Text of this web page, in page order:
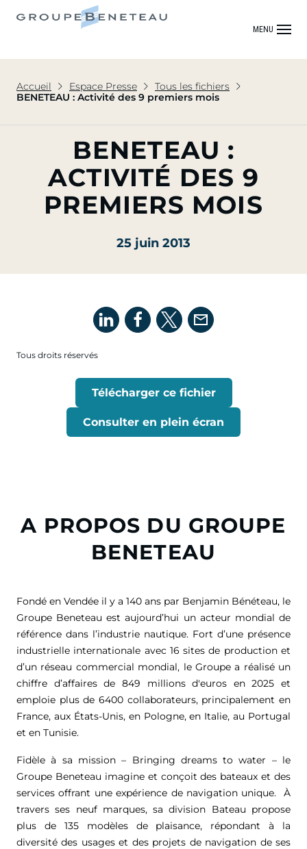
MENU
Accueil Espace Presse
Tous les fichiers
BENETEAU : Activité des 9 premiers mois
BENETEAU :
ACTIVITÉ DES 9
PREMIERS MOIS
25 juin 2013
Tous droits réservés
Télécharger ce fichier
Consulter en plein écran
A PROPOS DU GROUPE
BENETEAU
Fondé en Vendée il y a 140 ans par Benjamin Bénéteau, le
Groupe Beneteau est aujourd’hui un acteur mondial de
référence dans l’industrie nautique. Fort d’une présence
industrielle internationale avec 16 sites de production et
d’un réseau commercial mondial, le Groupe a réalisé un
chiffre d’affaires de 849 millions d'euros en 2025 et
emploie plus de 6400 collaborateurs, principalement en
France, aux États-Unis, en Pologne, en Italie, au Portugal
et en Tunisie.
Fidèle à sa mission – Bringing dreams to water – le
Groupe Beneteau imagine et conçoit des bateaux et des
services offrant une expérience de navigation unique. À
travers ses neuf marques, sa division Bateau propose
plus de 135 modèles de plaisance, répondant à la
diversité des usages et des projets de navigation de ses